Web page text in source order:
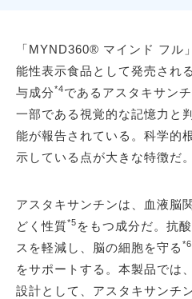
「MYND360® マインド フル
能性表示食品として発売され
与成分*4であるアスタキサン
一部である視覚的な記憶力と
能が報告されている。科学的
示している点が大きな特徴だ。
アスタキサンチンは、血液脳
どく性質*5 をもつ成分だ。抗
スを軽減し、脳の細胞を守る *6
をサポートする。本製品では
設計として、アスタキサンチ